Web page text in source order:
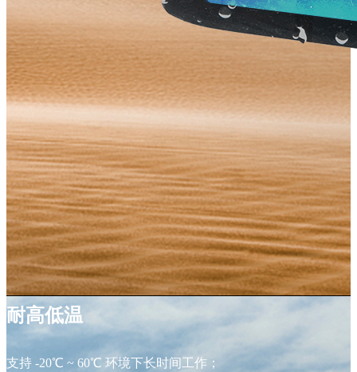
耐高低温
支持 -20℃ ~ 60℃ 环境下长时间工作；